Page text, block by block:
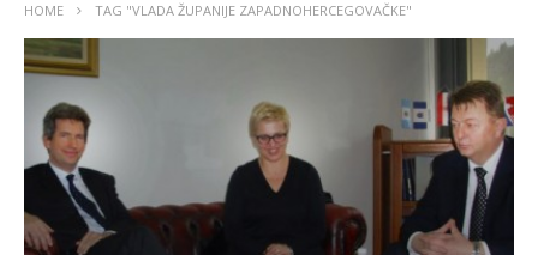
HOME TAG "VLADA ŽUPANIJE ZAPADNOHERCEGOVAČKE"